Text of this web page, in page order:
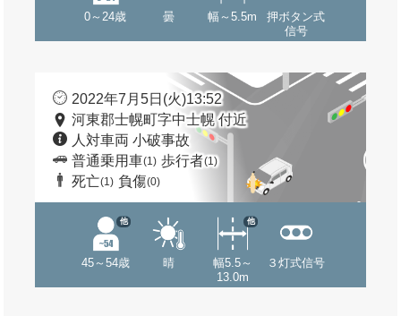
0～24歳 曇 幅～5.5m
押ボタン式
信号
2022年7月5日(火)13:52
河東郡士幌町字中士幌 付近
人対車両 小破事故
普通乗用車(1) 歩行者(1)
死亡(1) 負傷(0)
45～54歳
他
晴
幅5.5～
13.0m
他
３灯式信号